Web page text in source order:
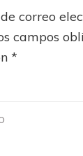
correo
campos
*